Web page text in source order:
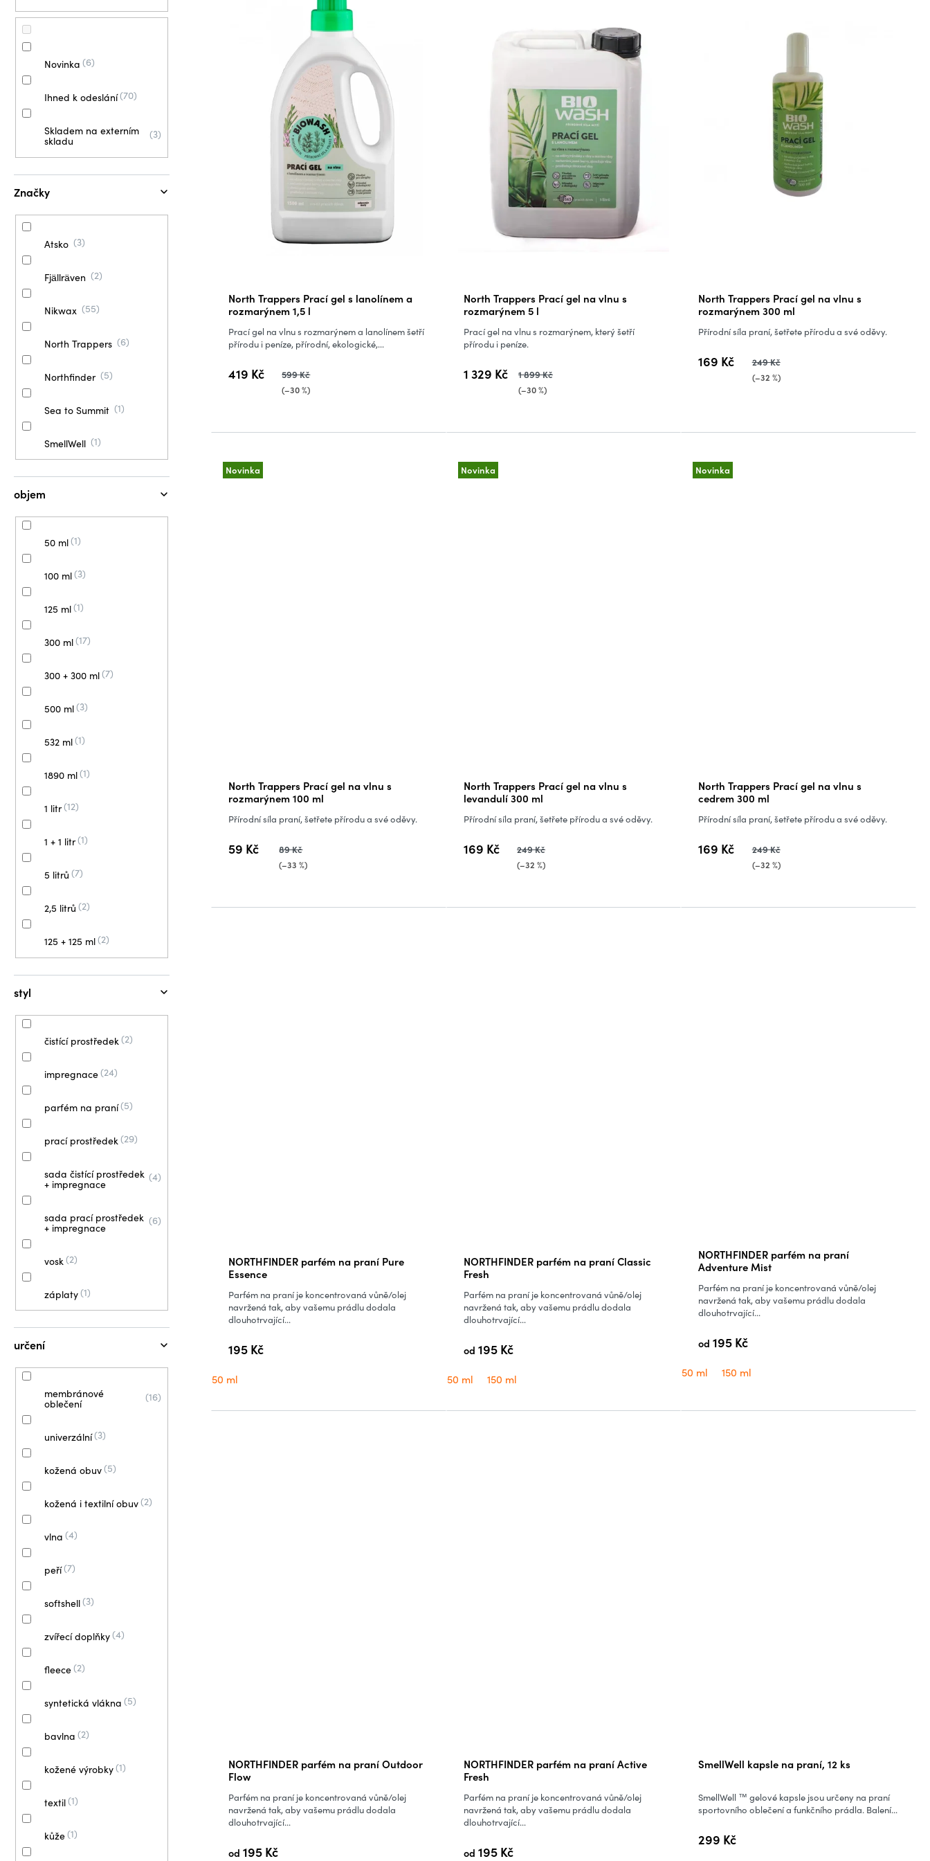
p
a
n Novinka 6
Ihned k odeslání 70
Skladem na externím
skladu
3
Značky
Atsko 3
Fjällräven 2
Nikwax 55
North Trappers 6
Northfinder 5
Sea to Summit 1
SmellWell 1
objem
50 ml 1
100 ml 3
125 ml 1
300 ml 17
300 + 300 ml 7
500 ml 3
532 ml 1
1890 ml 1
1 litr 12
1 + 1 litr 1
5 litrů 7
2,5 litrů 2
125 + 125 ml 2
styl
čistící prostředek 2
impregnace 24
parfém na praní 5
prací prostředek 29
sada čistící prostředek
+ impregnace
4
sada prací prostředek
+ impregnace
6
vosk 2
záplaty 1
určení
membránové
oblečení
16
univerzální 3
kožená obuv 5
kožená i textilní obuv 2
vlna 4
peří 7
softshell 3
zvířecí doplňky 4
fleece 2
syntetická vlákna 5
bavlna 2
kožené výrobky 1
textil 1
kůže 1
North Trappers Prací gel s lanolínem a
rozmarýnem 1,5 l
419 Kč 599 Kč
(–30 %)
Prací gel na vlnu s rozmarýnem a lanolínem šetří
přírodu i peníze, přírodní, ekologické,...
North Trappers Prací gel na vlnu s
rozmarýnem 5 l
1 329 Kč 1 899 Kč
(–30 %)
Prací gel na vlnu s rozmarýnem, který šetří
přírodu i peníze.
North Trappers Prací gel na vlnu s
rozmarýnem 300 ml
169 Kč 249 Kč
(–32 %)
Přírodní síla praní, šetřete přírodu a své oděvy.
Novinka
North Trappers Prací gel na vlnu s
rozmarýnem 100 ml
59 Kč 89 Kč
(–33 %)
Přírodní síla praní, šetřete přírodu a své oděvy.
Novinka
North Trappers Prací gel na vlnu s
levandulí 300 ml
169 Kč 249 Kč
(–32 %)
Přírodní síla praní, šetřete přírodu a své oděvy.
Novinka
North Trappers Prací gel na vlnu s
cedrem 300 ml
169 Kč 249 Kč
(–32 %)
Přírodní síla praní, šetřete přírodu a své oděvy.
NORTHFINDER parfém na praní Pure
Essence
195 Kč
Parfém na praní je koncentrovaná vůně/olej
navržená tak, aby vašemu prádlu dodala
dlouhotrvající...
50 ml
NORTHFINDER parfém na praní Classic
Fresh
od 195 Kč
Parfém na praní je koncentrovaná vůně/olej
navržená tak, aby vašemu prádlu dodala
dlouhotrvající...
50 ml 150 ml
NORTHFINDER parfém na praní
Adventure Mist
hodnocení
produktu
je
5,0
5
hvězdiček.
od 195 Kč
Parfém na praní je koncentrovaná vůně/olej
navržená tak, aby vašemu prádlu dodala
dlouhotrvající...
50 ml 150 ml
NORTHFINDER parfém na praní Outdoor
Flow
od 195 Kč
Parfém na praní je koncentrovaná vůně/olej
navržená tak, aby vašemu prádlu dodala
dlouhotrvající...
NORTHFINDER parfém na praní Active
Fresh
od 195 Kč
Parfém na praní je koncentrovaná vůně/olej
navržená tak, aby vašemu prádlu dodala
dlouhotrvající...
SmellWell kapsle na praní, 12 ks
299 Kč
SmellWell ™ gelové kapsle jsou určeny na praní
sportovního oblečení a funkčního prádla. Balení...